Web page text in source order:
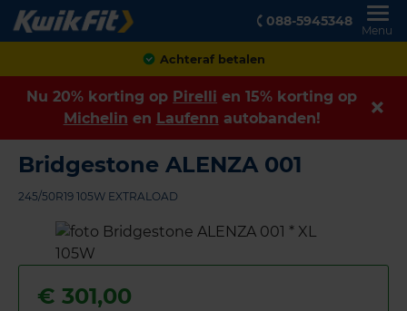
088-5945348
Menu
Achteraf betalen
Nu 20% korting op Pirelli en 15% korting op
Michelin en Laufenn autobanden!
Bridgestone ALENZA 001
245/50R19 105W EXTRALOAD
€ 301,00